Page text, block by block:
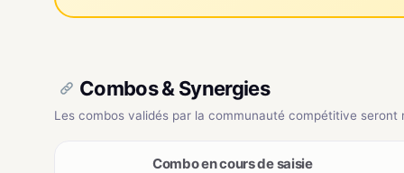
Combos & Synergies
Les combos validés par la communauté compétitive seront
Combo en cours de saisie